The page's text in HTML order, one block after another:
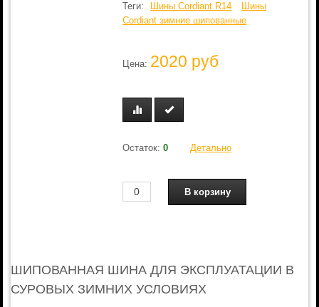
Теги: Шины Cordiant R14
Шины
Cordiant зимние шипованные
Цена: 2020 руб
Остаток:0 Детально
ШИПОВАННАЯ ШИНА ДЛЯ ЭКСПЛУАТАЦИИ В
СУРОВЫХ ЗИМНИХ УСЛОВИЯХ